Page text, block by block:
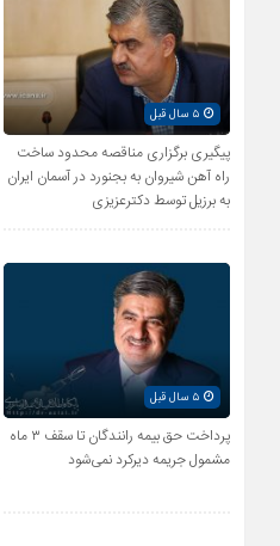
۵ سال قبل
پیگیری برگزاری مناقصه محدود ساخت
راه آهن شیروان به بجنورد در آسمان ایران
به برزیل توسط دکترعزیزی
۵ سال قبل
پرداخت حق بیمه رانندگان تا سقف ۳ ماه
مشمول جریمه دیرکرد نمی‌شود